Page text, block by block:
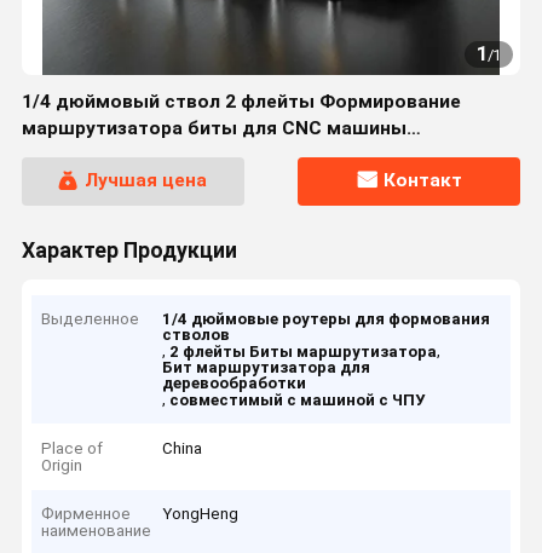
1/1
1/4 дюймовый ствол 2 флейты Формирование
маршрутизатора биты для CNC машины
деревообработки и настройки формовки
Лучшая цена
Контакт
Характер Продукции
Выделенное
1/4 дюймовые роутеры для формования
стволов
, 2 флейты Биты маршрутизатора,
Бит маршрутизатора для
деревообработки
, совместимый с машиной с ЧПУ
Place of
Origin
China
Фирменное
наименование
YongHeng